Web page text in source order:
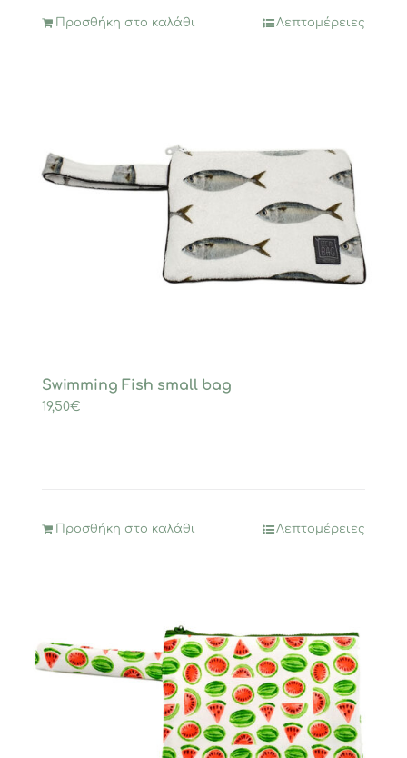
Προσθήκη στο καλάθι Λεπτομέρειες
Swimming Fish small bag
19,50€
Προσθήκη στο καλάθι Λεπτομέρειες